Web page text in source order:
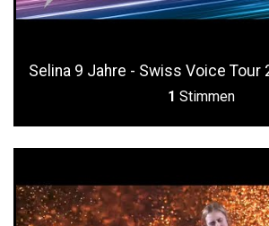
Selina 9 Jahre - Swiss Voice Tour
1 Stimmen